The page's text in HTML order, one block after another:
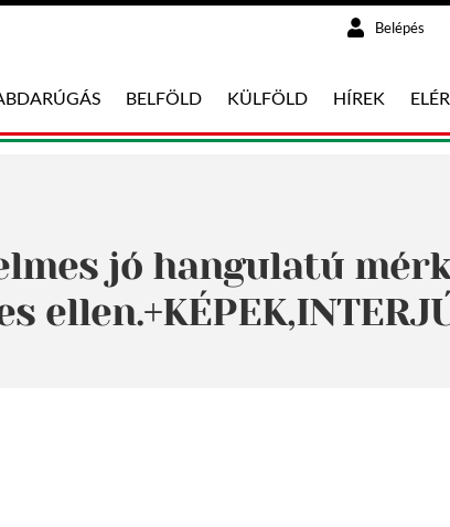
Belépés
BELFÖLD KÜLFÖLD HÍREK
jó hangulatú